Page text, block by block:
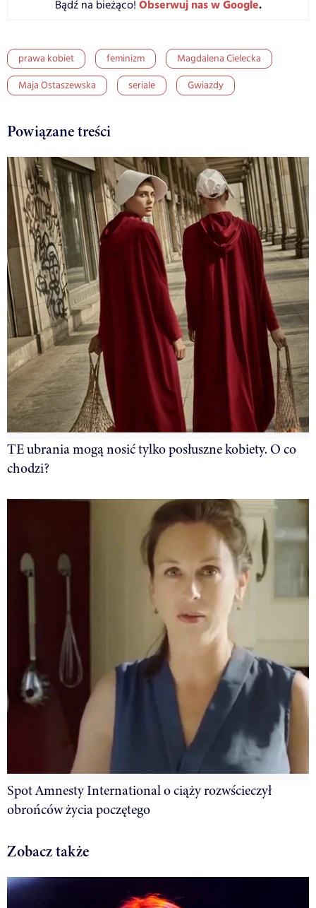
Bądź na bieżąco! Obserwuj nas w Google.
prawa kobiet feminizm
Magdalena Cielecka
Maja Ostaszewska
seriale Gwiazdy
Powiązane treści
TE ubrania mogą nosić tylko posłuszne kobiety. O co
chodzi?
Spot Amnesty International o ciąży rozwścieczył
obrońców życia poczętego
Zobacz także